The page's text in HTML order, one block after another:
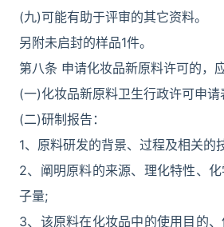
(九)可能有助于评审的其它资料。
另附未启封的样品1件。
第八条 申请化妆品新原料许可的，
(一)化妆品新原料卫生行政许可申请
(二)研制报告：
1、原料研发的背景、过程及相关的
2、阐明原料的来源、理化特性、
子量;
3、该原料在化妆品中的使用目的